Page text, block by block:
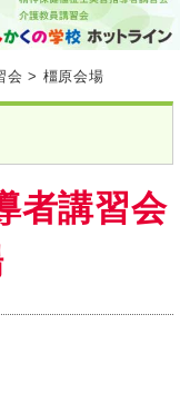
会 > 橿原会場
者講習会